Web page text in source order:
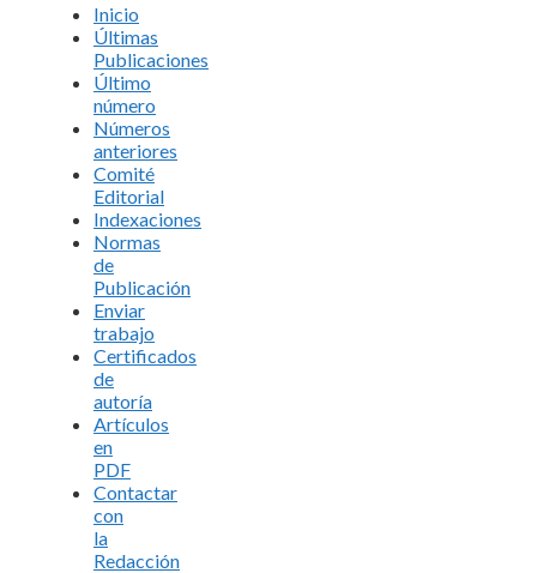
Inicio
Últimas
Publicaciones
Último
número
Números
anteriores
Comité
Editorial
Indexaciones
Normas
de
Publicación
Enviar
trabajo
Certificados
de
autoría
Artículos
en
PDF
Contactar
con
la
Redacción